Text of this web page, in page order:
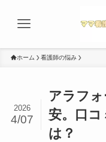
ホーム 看護師の悩み
アラフ
安。口コ
は？
2026
4/07